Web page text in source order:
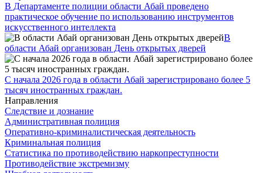
В Департаменте полиции области Абай проведено
практическое обучение по использованию инструментов
искусственного интеллекта
В
области Абай организован День открытых дверей
С начала 2026 года в области Абай зарегистрировано более 5
тысяч иностранных граждан.
Направления
Следствие и дознание
Административная полиция
Оперативно-криминалистическая деятельность
Криминальная полиция
Статистика по противодействию наркопреступности
Противодействие экстремизму